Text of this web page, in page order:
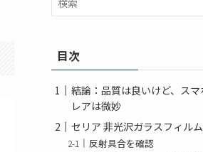
目次
結論：品質は良いけど、ス
レアは微妙
セリア 非光沢ガラスフィル
反射具合を確認